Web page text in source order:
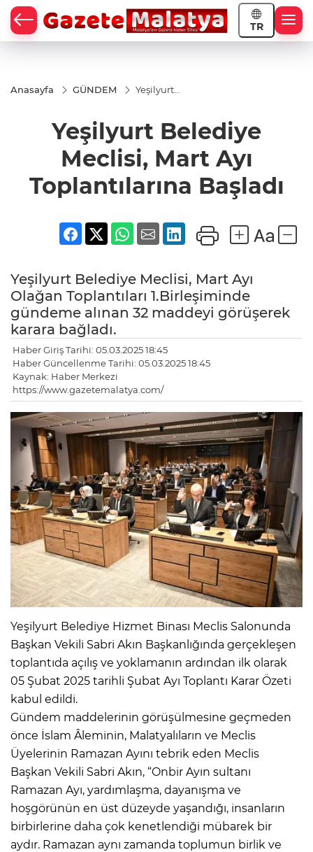
TR
Anasayfa GÜNDEM
Yeşilyurt
Ayı
Toplantılarına
Yeşilyurt Belediye
Meclisi, Mart Ayı
Toplantılarına Başladı
Yeşilyurt Belediye Meclisi, Mart Ayı
Olağan Toplantıları 1.Birleşiminde
gündeme alınan 32 maddeyi görüşerek
karara bağladı.
Haber Giriş Tarihi: 05.03.2025 18:45
Haber Güncellenme Tarihi: 05.03.2025 18:45
Kaynak: Haber Merkezi
https://www.gazetemalatya.com/
Yeşilyurt Belediye Hizmet Binası Meclis Salonunda
Başkan Vekili Sabri Akın Başkanlığında gerçekleşen
toplantıda açılış ve yoklamanın ardından ilk olarak
05 Şubat 2025 tarihli Şubat Ayı Toplantı Karar Özeti
kabul edildi.
Gündem maddelerinin görüşülmesine geçmeden
önce İslam Âleminin, Malatyalıların ve Meclis
Üyelerinin Ramazan Ayını tebrik eden Meclis
Başkan Vekili Sabri Akın, “Onbir Ayın sultanı
Ramazan Ayı, yardımlaşma, dayanışma ve
hoşgörünün en üst düzeyde yaşandığı, insanların
birbirlerine daha çok kenetlendiği mübarek bir
aydır. Ramazan aynı zamanda toplumun birlik ve